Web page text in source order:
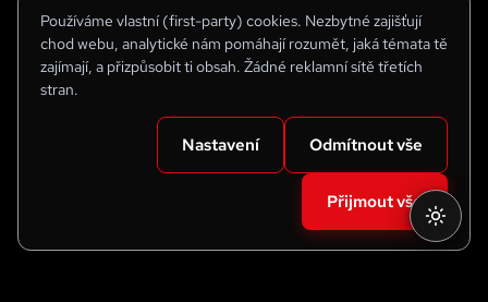
Používáme vlastní (first-party) cookies. Nezbytné zajišťují
chod webu, analytické nám pomáhají rozumět, jaká témata tě
zajímají, a přizpůsobit ti obsah. Žádné reklamní sítě třetích
stran.
Nastavení Odmítnout vše
Přijmout vše